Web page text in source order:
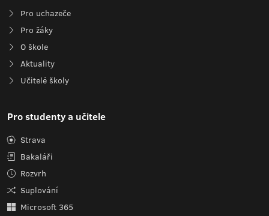
Pro uchazeče
Pro žáky
O škole
Aktuality
Učitelé školy
Pro studenty a učitele
Strava
Bakaláři
Rozvrh
Suplování
Microsoft 365